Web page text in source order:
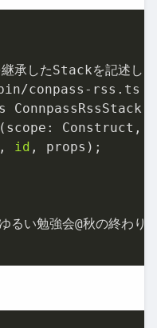
承したStackを記述し、
ConnpassRssStack
Construct,
id , props);
い勉強会@秋の終わり